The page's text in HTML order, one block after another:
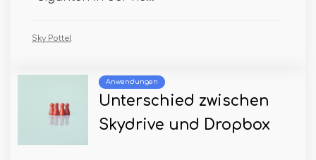
Sky Pottel
Anwendungen
Unterschied zwischen
Skydrive und Dropbox